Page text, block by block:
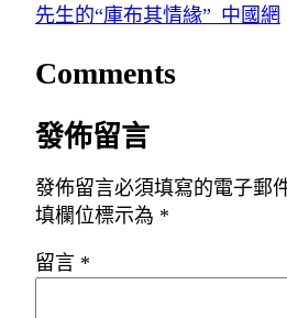
先生的“庫布其情緣”_中國網
Comments
發佈留言
發佈留言必須填寫的電子郵
填欄位標示為 *
留言 *